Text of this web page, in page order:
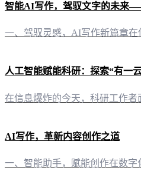
智能AI写作，驾驭文字的未来
人工智能赋能科研：探索“有一
AI写作，革新内容创作之道